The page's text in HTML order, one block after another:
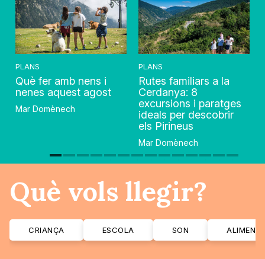
PLANS
Què fer amb nens i
nenes aquest agost
Mar Domènech
PLANS
Rutes familiars a la
Cerdanya: 8
excursions i paratges
ideals per descobrir
els Pirineus
Mar Domènech
Què vols llegir?
CRIANÇA ESCOLA SON